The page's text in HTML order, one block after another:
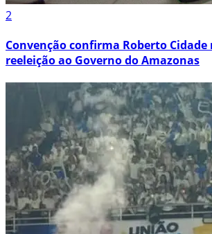
2
Convenção confirma Roberto
reeleição ao Governo do Amazonas